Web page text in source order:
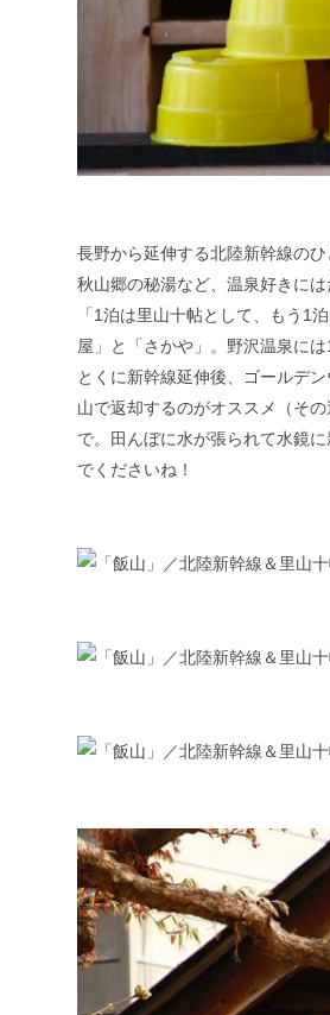
長野から延伸する北陸新幹線の
秋山郷の秘湯など、温泉好きには
「1泊は里山十帖として、もう1
屋 」と「 さかや 」。野沢温泉に
とくに新幹線延伸後、ゴールデ
山で返却するのがオススメ（そ
で。田んぼに水が張られて水鏡
でくださいね！